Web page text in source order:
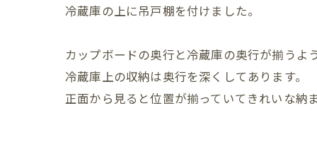
冷蔵庫の上に吊戸棚を付けました。
カップボードの奥行と冷蔵庫の奥行が揃うよ
冷蔵庫上の収納は奥行を深くしてあります。
正面から見ると位置が揃っていてきれいな納ま